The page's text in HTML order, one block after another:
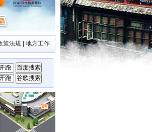
策法规 地方工作